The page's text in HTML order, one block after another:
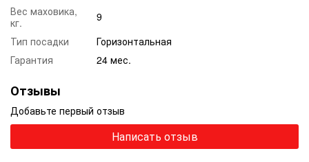
Вес маховика,
кг.
9
Тип посадки
Горизонтальная
Гарантия
24 мес.
Отзывы
Добавьте первый отзыв
Написать отзыв